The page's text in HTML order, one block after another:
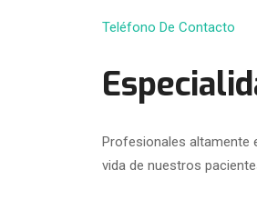
Teléfono De Contacto
Profesionales altamente
vida de nuestros